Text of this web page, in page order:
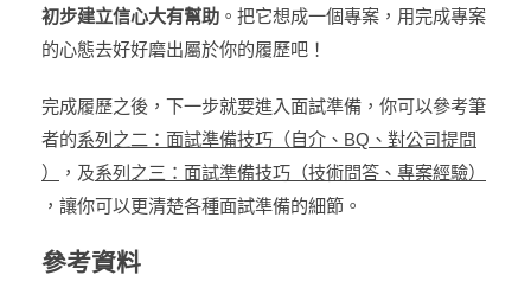
初步建立信心大有幫助 。把它想成一個專案，用完成專案
的心態去好好磨出屬於你的履歷吧！
完成履歷之後，下一步就要進入面試準備，你可以參考筆
者的系列之二：面試準備技巧（自介、BQ、對公司提問
）
，及系列之三：面試準備技巧（技術問答、專案經驗）
，讓你可以更清楚各種面試準備的細節。
參考資料